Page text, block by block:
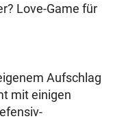
Love-Game für
Aufschlag
mit einigen